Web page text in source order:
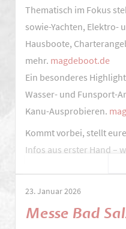
Thematisch im Fokus
sowie-Yachten, Elektro-
Hausboote,
mehr. magdeboot.de
Ein besonderes
Wasser- und Funsport-
Kanu-Ausprobieren.
Kommt vorbei, stellt
Infos aus erster Hand –
15.
23. Januar 2026
Messe Bad